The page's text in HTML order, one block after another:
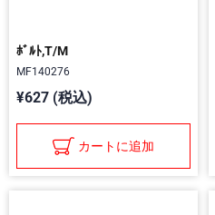
ﾎﾞﾙﾄ,T/M
MF140276
¥627 (税込)
カートに追加